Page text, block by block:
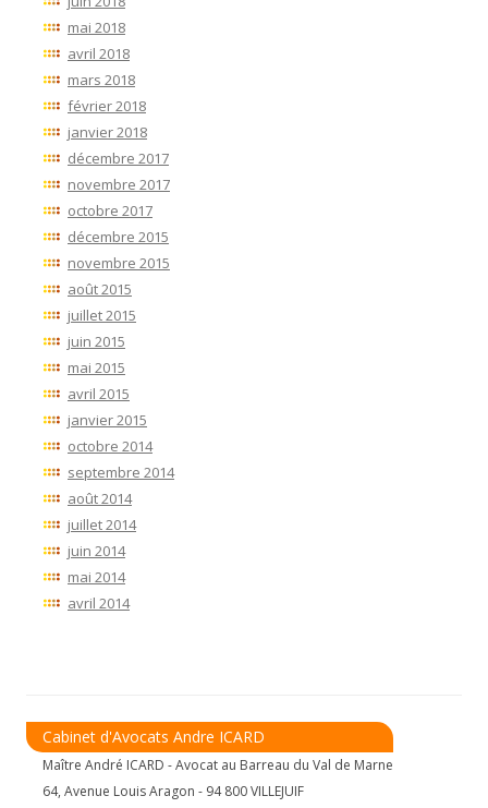
mai 2018
avril 2018
mars 2018
février 2018
janvier 2018
décembre 2017
novembre 2017
octobre 2017
décembre 2015
novembre 2015
août 2015
juillet 2015
juin 2015
mai 2015
avril 2015
janvier 2015
octobre 2014
septembre 2014
août 2014
juillet 2014
juin 2014
mai 2014
avril 2014
Cabinet d'Avocats Andre ICARD
Maître André ICARD - Avocat au Barreau du Val de Marne
64, Avenue Louis Aragon - 94 800 VILLEJUIF